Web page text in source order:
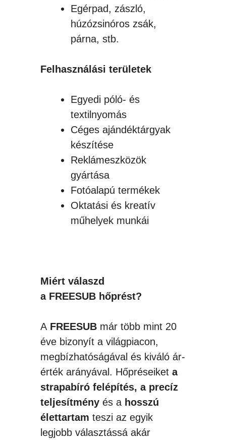
Egérpad, zászló,
húzózsinóros zsák,
párna, stb.
Felhasználási területek
Egyedi póló- és
textilnyomás
Céges ajándéktárgyak
készítése
Reklámeszközök
gyártása
Fotóalapú termékek
Oktatási és kreatív
műhelyek munkái
Miért válaszd
a FREESUB hőprést?
A FREESUB már több mint 20
éve bizonyít a világpiacon,
megbízhatóságával és kiváló ár-
érték arányával. Hőpréseiket a
strapabíró felépítés, a precíz
teljesítmény és a hosszú
élettartam teszi az egyik
legjobb választássá akár